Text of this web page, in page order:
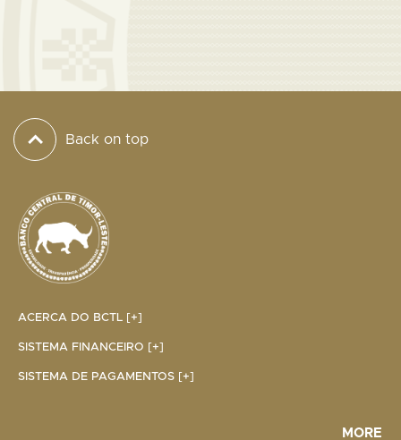
Back on top
ACERCA DO BCTL [+]
SISTEMA FINANCEIRO [+]
SISTEMA DE PAGAMENTOS [+]
MORE